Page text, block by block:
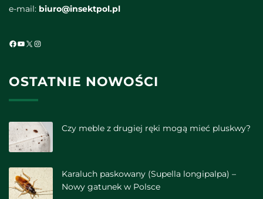
e-mail: biuro@insektpol.pl
Facebook
YouTube
X Instagram
OSTATNIE NOWOŚCI
Czy meble z drugiej ręki mogą mieć pluskwy?
Karaluch paskowany (Supella longipalpa) –
Nowy gatunek w Polsce